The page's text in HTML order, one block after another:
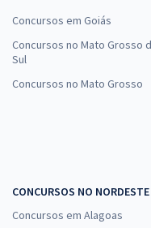
Concursos em Goiás
Concursos no Mato Grosso
Sul
Concursos no Mato Grosso
CONCURSOS NO NORDESTE
Concursos em Alagoas